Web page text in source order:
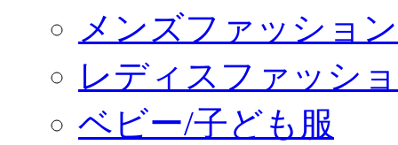
メンズファッション
レディスファッシ
ベビー/子ども服